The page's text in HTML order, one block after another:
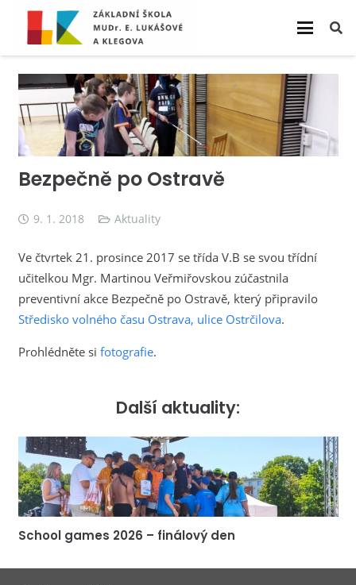
Bezpečně po Ostravě
9. 1. 2018 Aktuality
Ve čtvrtek 21. prosince 2017 se třída V.B se svou třídní
učitelkou Mgr. Martinou Veřmiřovskou zúčastnila
preventivní akce Bezpečně po Ostravě, který připravilo
Středisko volného času Ostrava, ulice Ostrčilova.
Prohlédněte si fotografie.
Další aktuality:
School games 2026 – finálový den